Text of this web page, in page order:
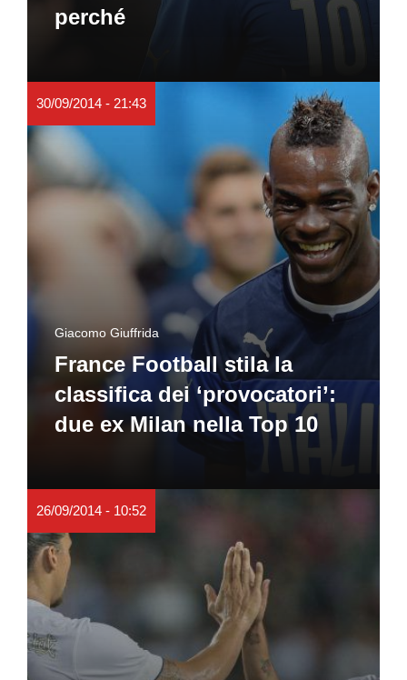
perché
30/09/2014 - 21:43
Giacomo Giuffrida
France Football stila la
classifica dei ‘provocatori’:
due ex Milan nella Top 10
26/09/2014 - 10:52